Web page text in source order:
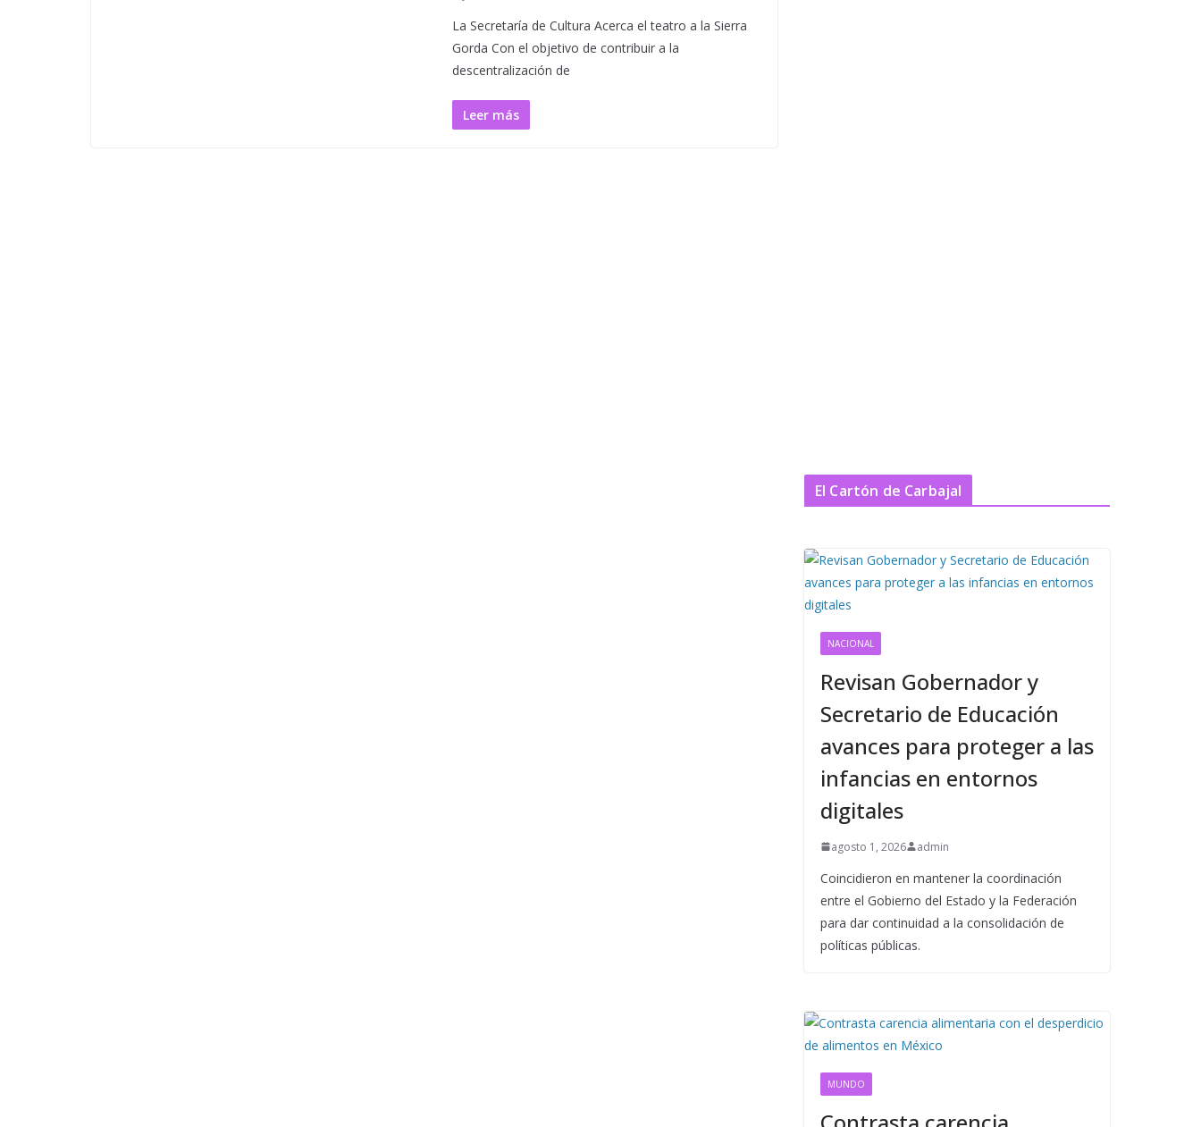
La Secretaría de Cultura Acerca el teatro a la Sierra
Gorda Con el objetivo de contribuir a la
descentralización de
Leer más
El Cartón de Carbajal
NACIONAL
Revisan Gobernador y
Secretario de Educación
avances para proteger a las
infancias en entornos
digitales
agosto 1, 2026 admin
Coincidieron en mantener la coordinación
entre el Gobierno del Estado y la Federación
para dar continuidad a la consolidación de
políticas públicas.
MUNDO